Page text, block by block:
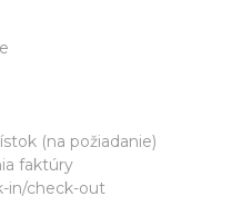
(na požiadanie)
faktúry
in/check-out